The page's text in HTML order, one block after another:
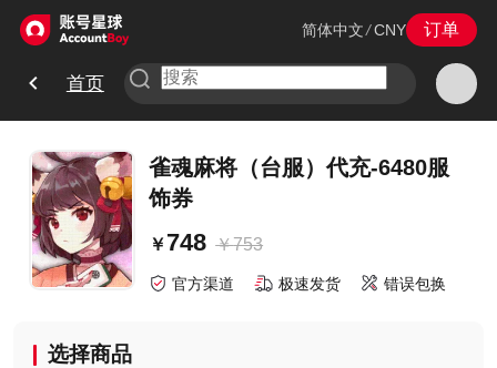
简体中文 /CNY 订单
首页
雀魂麻将（台服）代充-6480服
饰券
￥748 ￥753
官方渠道 极速发货 错误包换
选择商品